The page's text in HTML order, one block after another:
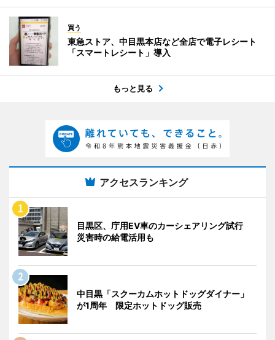
買う
東急ストア、中目黒本店など全店で電子レシート
「スマートレシート」導入
もっと見る
アクセスランキング
目黒区、庁用EV車のカーシェアリング試行
災害時の給電活用も
中目黒「スクーカムホットドッグダイナー」
が1周年 限定ホットドッグ販売